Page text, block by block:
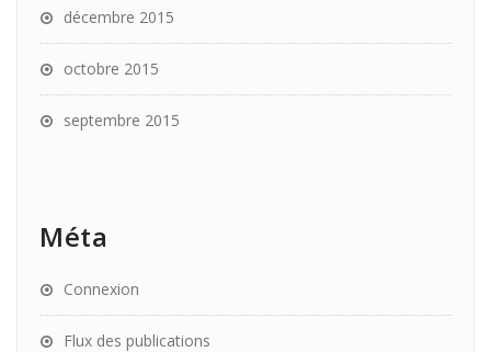
décembre 2015
octobre 2015
septembre 2015
Méta
Connexion
Flux des publications